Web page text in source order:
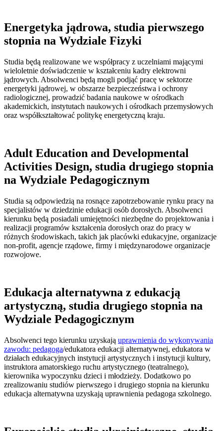
Energetyka jądrowa, studia pierwszego
stopnia na Wydziale Fizyki
Studia będą realizowane we współpracy z uczelniami mającymi
wieloletnie doświadczenie w kształceniu kadry elektrowni
jądrowych. Absolwenci będą mogli podjąć pracę w sektorze
energetyki jądrowej, w obszarze bezpieczeństwa i ochrony
radiologicznej, prowadzić badania naukowe w ośrodkach
akademickich, instytutach naukowych i ośrodkach przemysłowych
oraz współkształtować politykę energetyczną kraju.
Adult Education and Developmental
Activities Design, studia drugiego stopnia
na Wydziale Pedagogicznym
Studia są odpowiedzią na rosnące zapotrzebowanie rynku pracy na
specjalistów w dziedzinie edukacji osób dorosłych. Absolwenci
kierunku będą posiadali umiejętności niezbędne do projektowania i
realizacji programów kształcenia dorosłych oraz do pracy w
różnych środowiskach, takich jak placówki edukacyjne, organizacje
non-profit, agencje rządowe, firmy i międzynarodowe organizacje
rozwojowe.
Edukacja alternatywna z edukacją
artystyczną, studia drugiego stopnia na
Wydziale Pedagogicznym
Absolwenci tego kierunku uzyskają uprawnienia do wykonywania
zawodu: pedagoga/edukatora edukacji alternatywnej, edukatora w
działach edukacyjnych instytucji artystycznych i instytucji kultury,
instruktora amatorskiego ruchu artystycznego (teatralnego),
kierownika wypoczynku dzieci i młodzieży. Dodatkowo po
zrealizowaniu studiów pierwszego i drugiego stopnia na kierunku
edukacja alternatywna uzyskają uprawnienia pedagoga szkolnego.